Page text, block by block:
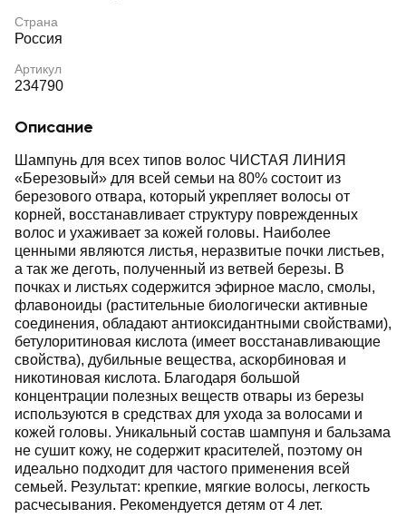
Страна
Россия
Артикул
234790
Описание
Шампунь для всех типов волос ЧИСТАЯ ЛИНИЯ
«Березовый» для всей семьи на 80% состоит из
березового отвара, который укрепляет волосы от
корней, восстанавливает структуру поврежденных
волос и ухаживает за кожей головы. Наиболее
ценными являются листья, неразвитые почки листьев,
а так же деготь, полученный из ветвей березы. В
почках и листьях содержится эфирное масло, смолы,
флавоноиды (растительные биологически активные
соединения, обладают антиоксидантными свойствами),
бетулоритиновая кислота (имеет восстанавливающие
свойства), дубильные вещества, аскорбиновая и
никотиновая кислота. Благодаря большой
концентрации полезных веществ отвары из березы
используются в средствах для ухода за волосами и
кожей головы. Уникальный состав шампуня и бальзама
не сушит кожу, не содержит красителей, поэтому он
идеально подходит для частого применения всей
семьей. Результат: крепкие, мягкие волосы, легкость
расчесывания. Рекомендуется детям от 4 лет.